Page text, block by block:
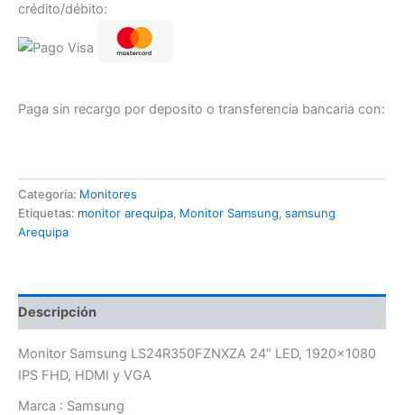
crédito/débito:
Paga sin recargo por deposito o transferencia bancaria con:
Categoría: Monitores
Etiquetas: monitor arequipa, Monitor Samsung, samsung
Arequipa
Descripción
Monitor Samsung LS24R350FZNXZA 24″ LED, 1920×1080
IPS FHD, HDMI y VGA
Marca : Samsung